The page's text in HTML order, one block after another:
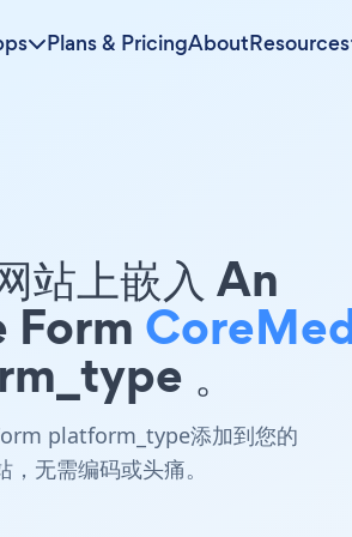
Plans & PricingAboutResources
站上嵌入 An
Form
。
platform_type添加到您的
无需编码或头痛。